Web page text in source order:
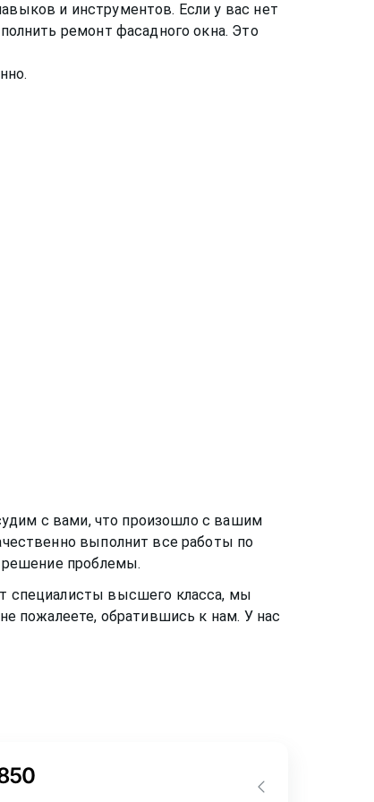
и инструментов. Если у вас нет
ремонт фасадного окна. Это
с вами, что произошло с вашим
выполнит все работы по
решение проблемы.
специалисты высшего класса, мы
пожалеете, обратившись к нам. У нас